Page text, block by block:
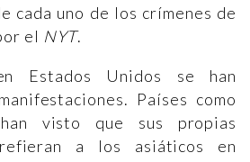
cada uno de los crímenes de
el NYT.
Estados Unidos se han
Países como
visto que sus propias
a los asiáticos en